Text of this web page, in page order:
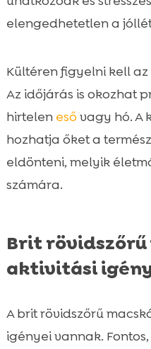
elengedhetetlen a
Kültéren figyelni kell
Az időjárás is okozhat
hirtelen eső vagy hó. A
hozhatja őket a
eldönteni, melyik
számára.
Brit rövidszőrű
aktivitási
A brit rövidszőrű
igényei vannak.